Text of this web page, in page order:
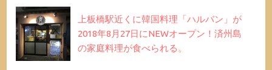
上板橋駅近くに韓国料理「ハルバン」が
2018年8月27日にNEWオープン！済州島
の家庭料理が食べられる。